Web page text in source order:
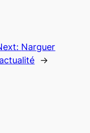
Narguer
→